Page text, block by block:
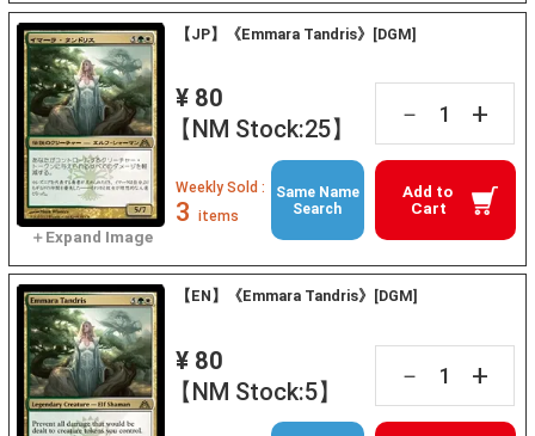
【JP】《Emmara Tandris》[DGM]
¥ 80
【NM Stock:25】
－ +
Add to
Cart
Weekly Sold :
3 items
Same Name
Search
【EN】《Emmara Tandris》[DGM]
¥ 80
【NM Stock:5】
－ +